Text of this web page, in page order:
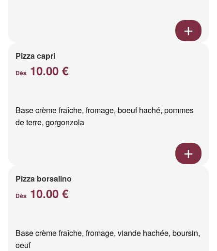
Pizza capri
Dès 10.00 €
Base crème fraîche, fromage, boeuf haché, pommes
de terre, gorgonzola
Pizza borsalino
Dès 10.00 €
Base crème fraîche, fromage, viande hachée, boursin,
oeuf